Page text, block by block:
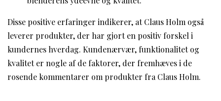
Disse positive erfaringer indikerer, at Claus Holm også
leverer produkter, der har gjort en positiv forskel i
kundernes hverdag. Kundenærvær, funktionalitet og
kvalitet er nogle af de faktorer, der fremhæves i de
rosende kommentarer om produkter fra Claus Holm.